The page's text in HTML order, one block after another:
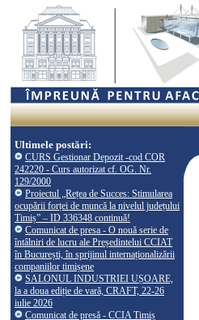
Ultimele postări:
CURS Gestionar Depozit -cod COR
242220 - Curs autorizat cf. OG. Nr.
129/2000
Proiectul „Rețea de Succes: Stimularea
ocupării forței de muncă la nivelul județului
Timiș” – ID 336348 continuă!
Comunicat de presa - O nouă serie de
întâlniri de lucru ale Președintelui CCIAT
în București, în sprijinul internaționalizării
companiilor timișene
SALONUL INDUSTRIEI UȘOARE,
la a doua ediție de vară, CRAFT, 22-26
iulie 2026
Comunicat de presă - CCIA Timiș